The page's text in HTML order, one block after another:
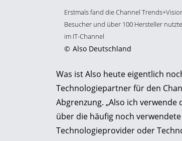
Erstmals fand die Channel
Besucher und über 100 Hersteller
im IT-Channel
© Also Deutschland
Was ist Also heute eigentlich
Technologiepartner für den
Abgrenzung. „Also ich
über die häufig noch
Technologieprovider oder